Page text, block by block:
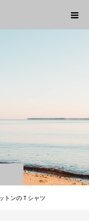
トンのＴシャツ